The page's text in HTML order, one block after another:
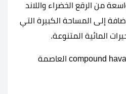
من الرقع الخضراء واللاند
إلى المساحة الكبيرة التي
المائية المتنوعة.
وجاءت خدمات compound hava residence العاصمة